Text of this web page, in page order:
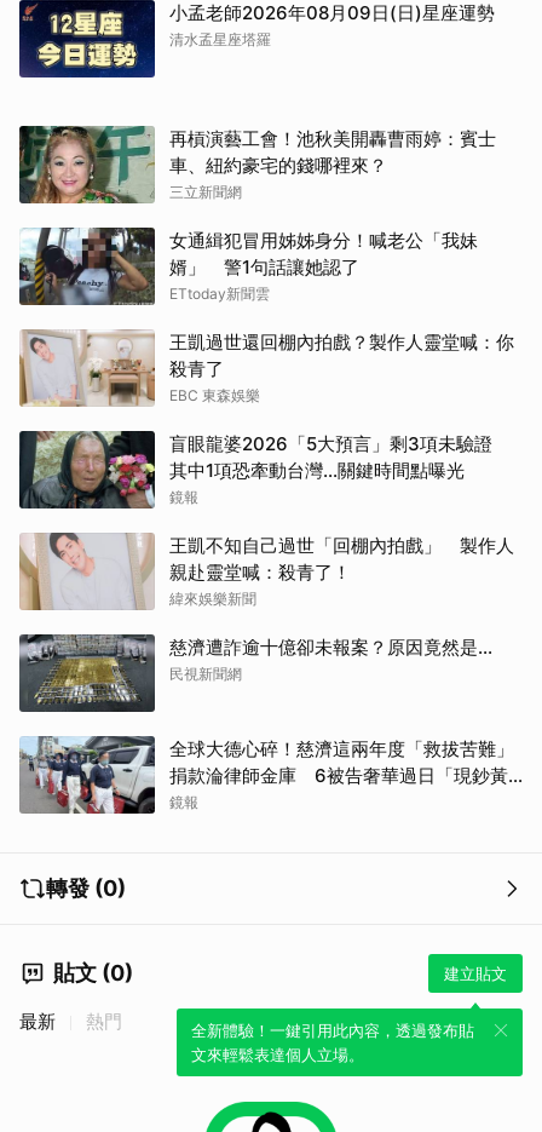
小孟老師2026年08月09日(日)星座運勢
清水孟星座塔羅
再槓演藝工會！池秋美開轟曹雨婷：賓士
車、紐約豪宅的錢哪裡來？
三立新聞網
女通緝犯冒用姊姊身分！喊老公「我妹
婿」 警1句話讓她認了
ETtoday新聞雲
王凱過世還回棚內拍戲？製作人靈堂喊：你
殺青了
EBC 東森娛樂
盲眼龍婆2026「5大預言」剩3項未驗證
其中1項恐牽動台灣...關鍵時間點曝光
鏡報
王凱不知自己過世「回棚內拍戲」 製作人
親赴靈堂喊：殺青了！
緯來娛樂新聞
慈濟遭詐逾十億卻未報案？原因竟然是...
民視新聞網
全球大德心碎！慈濟這兩年度「救拔苦難」
捐款淪律師金庫 6被告奢華過日「現鈔黃
金淹腳目」
鏡報
轉發 (0)
貼文 (0) 建立貼文
全新體驗！一鍵引用此內容，透過發布貼
文來輕鬆表達個人立場。
最新 熱門
取消